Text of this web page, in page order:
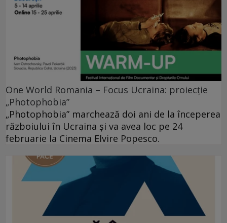
One World Romania – Focus Ucraina: proiecție
„Photophobia”
„Photophobia” marchează doi ani de la începerea
războiului în Ucraina și va avea loc pe 24
februarie la Cinema Elvire Popesco.